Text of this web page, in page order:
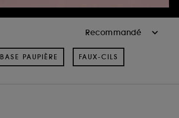
BASE PAUPIÈRE FAUX-CILS